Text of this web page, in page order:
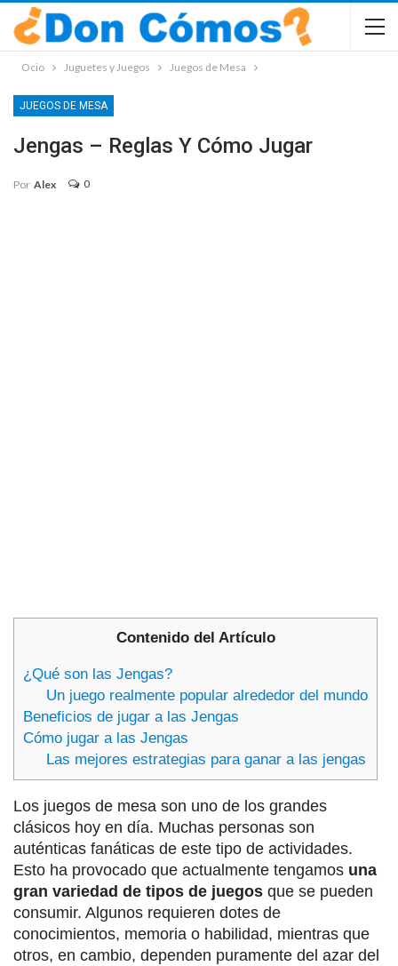
Ocio Juguetes y Juegos Juegos de Mesa
JUEGOS DE MESA
Jengas – Reglas Y Cómo Jugar
Por Alex 0
Contenido del Artículo
¿Qué son las Jengas?
Un juego realmente popular alrededor del mundo
Beneficios de jugar a las Jengas
Cómo jugar a las Jengas
Las mejores estrategias para ganar a las jengas
Los juegos de mesa son uno de los grandes
clásicos hoy en día. Muchas personas son
auténticas fanáticas de este tipo de actividades.
Esto ha provocado que actualmente tengamos una
gran variedad de tipos de juegos que se pueden
consumir. Algunos requieren dotes de
conocimientos, memoria o habilidad, mientras que
otros, en cambio, dependen puramente del azar del